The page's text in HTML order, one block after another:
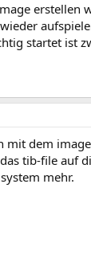
erstellen
startet ist
mit dem
tib-file auf
mehr.